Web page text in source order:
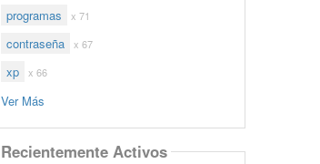
programas x 71
contraseña x 67
xp x 66
Ver Más
Recientemente Activos